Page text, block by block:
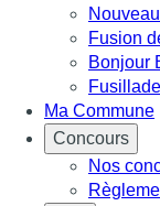
Fusion
Bonjour
Ma Commune
Concours
Nos